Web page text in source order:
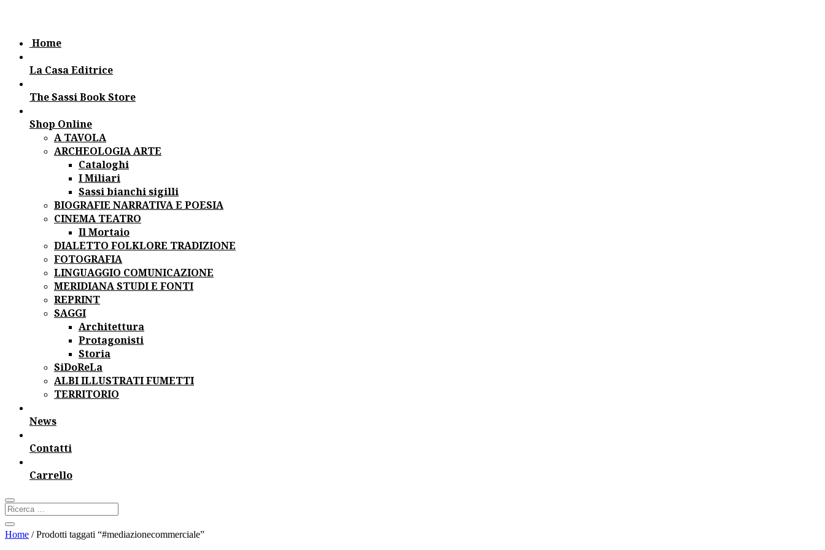
Home
La Casa Editrice
The Sassi Book Store
Shop Online
A TAVOLA
ARCHEOLOGIA ARTE
Cataloghi
I Miliari
Sassi bianchi sigilli
BIOGRAFIE NARRATIVA E POESIA
CINEMA TEATRO
Il Mortaio
DIALETTO FOLKLORE TRADIZIONE
FOTOGRAFIA
LINGUAGGIO COMUNICAZIONE
MERIDIANA STUDI E FONTI
REPRINT
SAGGI
Architettura
Protagonisti
Storia
SiDoReLa
ALBI ILLUSTRATI FUMETTI
TERRITORIO
News
Contatti
Carrello
Home / Prodotti taggati “#mediazionecommerciale”